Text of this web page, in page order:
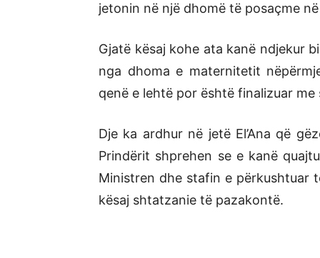
jetonin në një dhomë të posaçme
Gjatë kësaj kohe ata kanë ndjekur
nga dhoma e maternitetit
qenë e lehtë por është finalizuar me
Dje ka ardhur në jetë El’Ana që
Prindërit shprehen se e kanë
Ministren dhe stafin e përkushtuar
kësaj shtatzanie të pazakontë.